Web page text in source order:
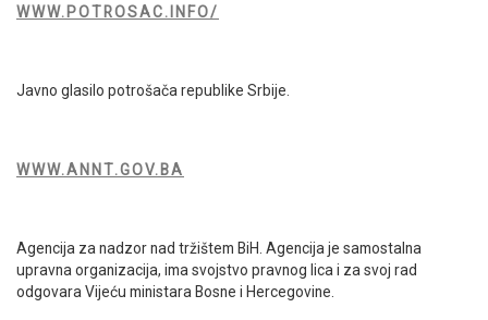
WWW.POTROSAC.INFO/
Javno glasilo potrošača republike Srbije.
WWW.ANNT.GOV.BA
Agencija za nadzor nad tržištem BiH. Agencija je samostalna
upravna organizacija, ima svojstvo pravnog lica i za svoj rad
odgovara Vijeću ministara Bosne i Hercegovine.